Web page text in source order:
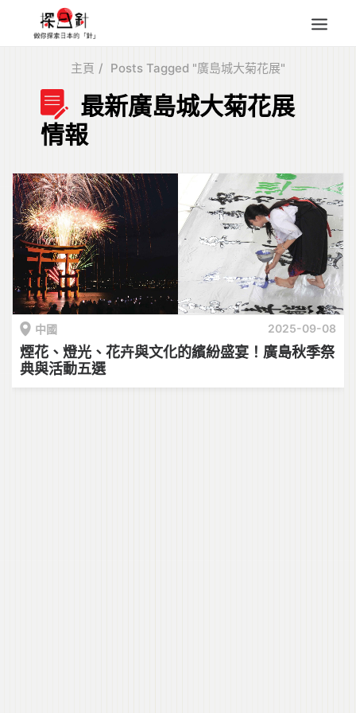
四國
本地情報
東瀛特集
旅遊商品
Search
for:
主頁 Posts Tagged "廣島城大菊花展"
最新廣島城大菊花展
情報
中國 2025-09-08
煙花、燈光、花卉與文化的繽紛盛宴！廣島秋季祭
典與活動五選